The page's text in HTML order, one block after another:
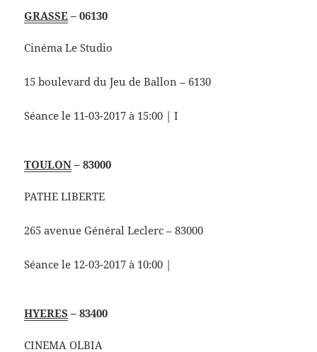
GRASSE – 06130
Cinéma Le Studio
15 boulevard du Jeu de Ballon – 6130
Séance le 11-03-2017 à 15:00 | I
TOULON – 83000
PATHE LIBERTE
265 avenue Général Leclerc – 83000
Séance le 12-03-2017 à 10:00 |
HYERES – 83400
CINEMA OLBIA